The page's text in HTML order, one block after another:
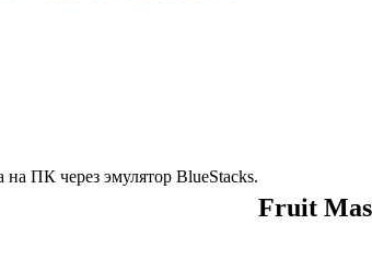
ПК через эмулятор BlueStacks.
Fruit